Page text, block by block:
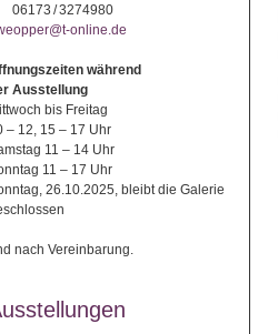
06173 / 3274980
online.de
während
Ausstellung
bis Freitag
– 12, 15 – 17 Uhr
11 – 14 Uhr
11 – 17 Uhr
26.10.2025, bleibt die Galerie
nach Vereinbarung.